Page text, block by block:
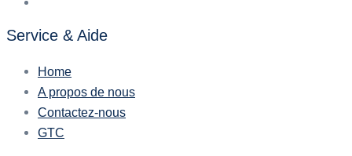
Service & Aide
Home
A propos de nous
Contactez-nous
GTC